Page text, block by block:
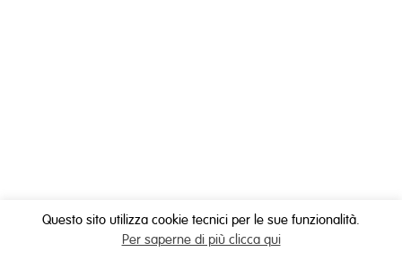
Questo sito utilizza cookie tecnici per le sue funzionalità.
Per saperne di più clicca qui